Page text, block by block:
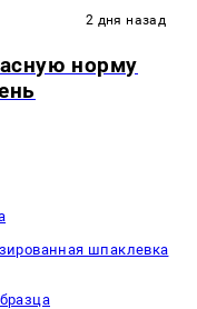
2 дня назад
норму
шпаклевка